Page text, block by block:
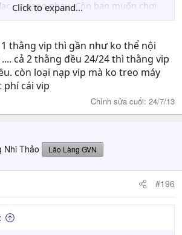
ngang nhau. Còn bạn muốn chơi
theo dõi mấy dạng game online
Click to expand...
thằng vip thì gần như ko thể nội
cả 2 thằng đều 24/24 thì thằng vip
còn loại nạp vip mà ko treo máy
phí cái vip
Chỉnh sửa cuối: 24/7/13
Nhi Thảo Lão Làng GVN
#196